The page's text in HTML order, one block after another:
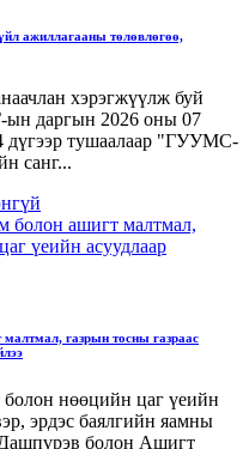
ажиллагааны төлөвлөгөө,
хэрэгжүүлж буй
даргын 2026 оны 07
дүгээр тушаалаар "ГУУМС-
санг...
газрын тосны газраас
нөөцийн цаг үеийн
эрдэс баялгийн яамны
болон Ашигт